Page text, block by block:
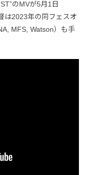
のMVが5月1日
は2023年の同フェスオ
MFS, Watson）も手